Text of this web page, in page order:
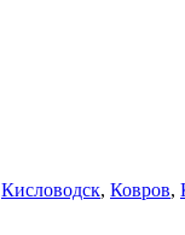
Кисловодск, Ковров,